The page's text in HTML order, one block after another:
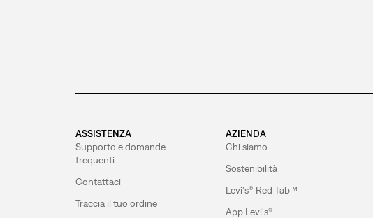
ASSISTENZA
Supporto e domande
frequenti
Contattaci
Traccia il tuo ordine
AZIENDA
Chi siamo
Sostenibilità
Levi's® Red Tab™
App Levi's®